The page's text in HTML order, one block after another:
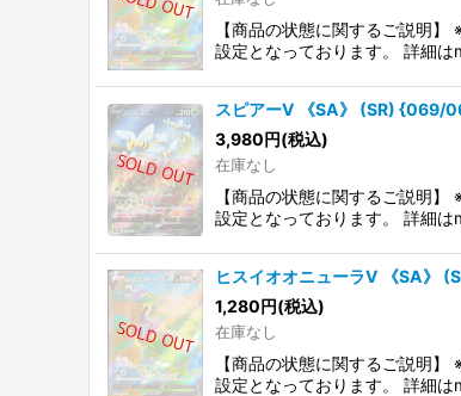
【商品の状態に関するご説明
設定となっております。 詳細
スピアーV 《SA》 (SR) {069/
3,980円(税込)
在庫なし
【商品の状態に関するご説明
設定となっております。 詳細
ヒスイオオニューラV 《SA》
1,280円(税込)
在庫なし
【商品の状態に関するご説明
設定となっております。 詳細